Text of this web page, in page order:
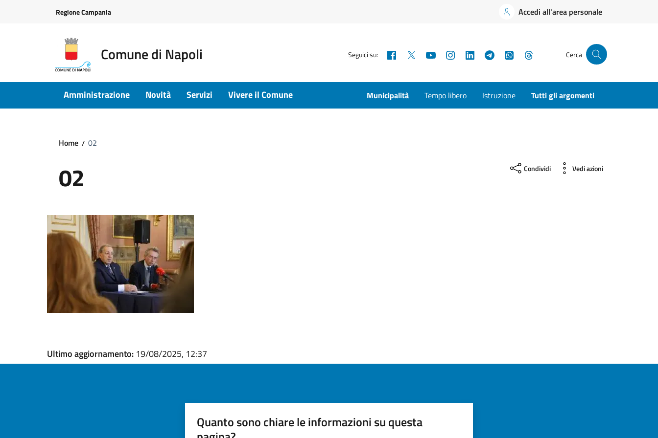
Regione Campania Accedi all'area personale
Comune di Napoli Seguici su: Facebook YouTubeInstagramLinkedInTelegramWhatsApp Cerca
Amministrazione Novità Servizi Vivere il Comune Municipalità Tempo libero Istruzione Tutti gli argomenti
Home 02
02 Condividi Vedi azioni
Ultimo aggiornamento: 19/08/2025, 12:37
Quanto sono chiare le informazioni su questa